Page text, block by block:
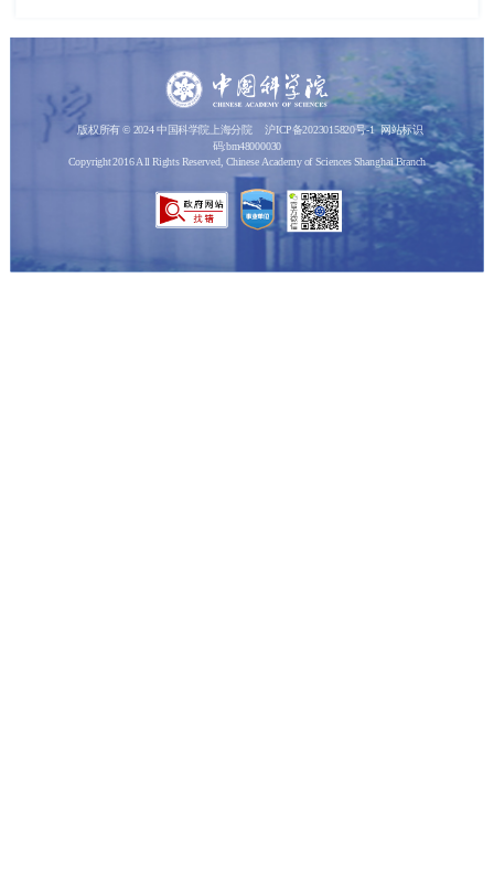
版权所有 © 2024 中国科学院上海分院 沪ICP备2023015820号-1
网站标识
码:bm48000030
Copyright 2016 All Rights Reserved, Chinese Academy of Sciences Shanghai Branch